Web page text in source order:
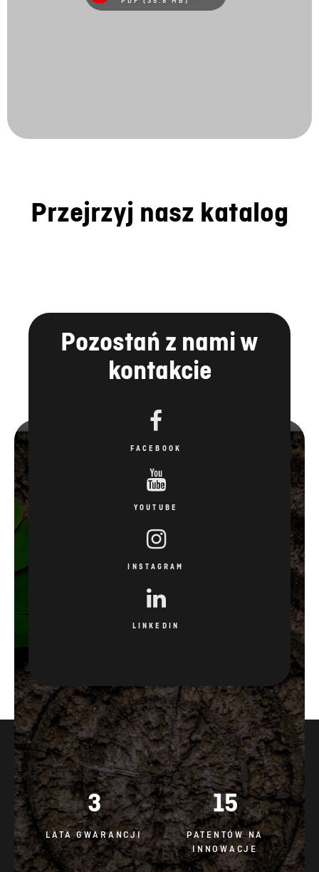
Przejrzyj nasz katalog
Pozostań z nami w
kontakcie
FACEBOOK
YOUTUBE
INSTAGRAM
LINKEDIN
3
LATA GWARANCJI
15
PATENTÓW NA
INNOWACJE